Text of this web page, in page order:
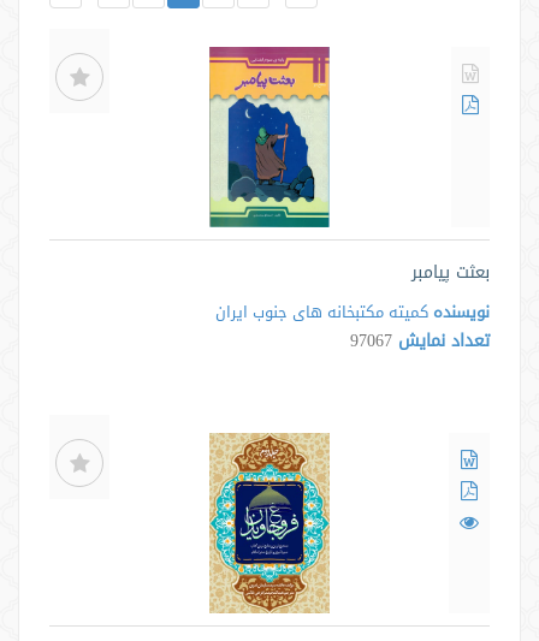
بعثت پیامبر
نویسنده کمیته مکتبخانه های جنوب ایران
تعداد نمایش 97067